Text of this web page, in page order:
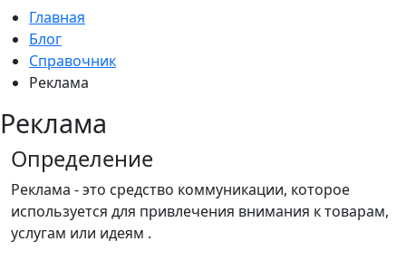
Главная
Блог
Справочник
Реклама
Реклама
Определение
Реклама - это средство коммуникации, которое
используется для привлечения внимания к товарам,
услугам или идеям .